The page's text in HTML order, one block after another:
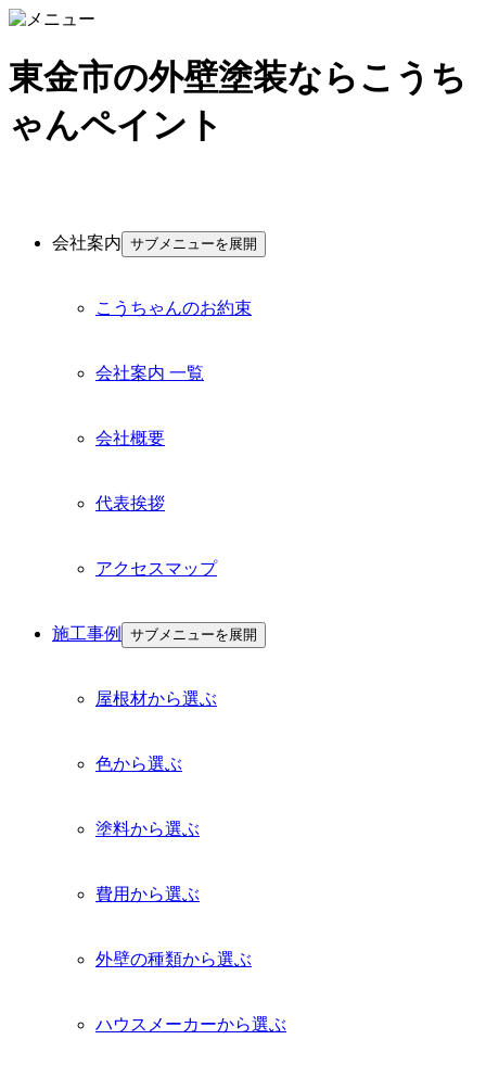
東金市の外壁塗装ならこうち
ゃんペイント
会社案内 サブメニューを展開
こうちゃんのお約束
会社案内 一覧
会社概要
代表挨拶
アクセスマップ
施工事例 サブメニューを展開
屋根材から選ぶ
色から選ぶ
塗料から選ぶ
費用から選ぶ
外壁の種類から選ぶ
ハウスメーカーから選ぶ